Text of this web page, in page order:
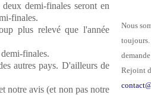
demi-finales seront en
finales.
plus relevé que l'année
finales.
autres pays. D'ailleurs de
notre avis (et non pas notre
Nous
toujours.
Rejoint